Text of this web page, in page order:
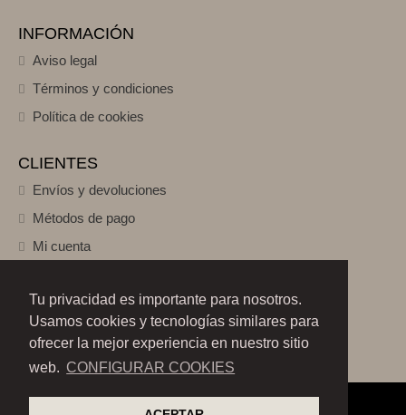
Tu privacidad es importante para nosotros.
Usamos cookies y tecnologías similares para
ofrecer la mejor experiencia en nuestro sitio
web. CONFIGURAR COOKIES
INFORMACIÓN
Aviso legal
Términos y condiciones
Política de cookies
CLIENTES
Envíos y devoluciones
Métodos de pago
Mi cuenta
SÍGUENOS